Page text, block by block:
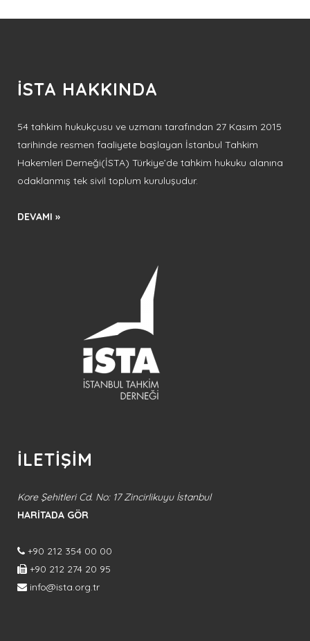
İSTA HAKKINDA
54 tahkim hukukçusu ve uzmanı tarafından 27 Kasım 2015
tarihinde resmen faaliyete başlayan İstanbul Tahkim
Hakemleri Derneği(İSTA) Türkiye’de tahkim hukuku alanına
odaklanmış tek sivil toplum kuruluşudur.
DEVAMI »
İLETİŞİM
Kore Şehitleri Cd. No: 17 Zincirlikuyu İstanbul
HARİTADA GÖR
+90 212 354 00 00
+90 212 274 20 95
info@ista.org.tr